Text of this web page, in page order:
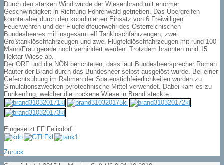
Durch den starken Wind wurde der Wiesenbrand mit enormer
Geschwindigkeit in Richtung Föhrenwald getrieben. Das Übergreifen
konnte aber durch den koordinierten Einsatz von 6 Freiwilligen
Feuerwehren und der Flugfeldfeuerwehr des Österreichischen
Bundesheeres mit insgesamt elf Tanklöschfahrzeugen, zwei
Großtanklöschfahrzeugen und zwei Flugfeldlöschfahrzeugen mit rund 100
Mann/Frau gerade noch verhindert werden. Trotzdem brannten rund 15
Hektar Wiese ab.
Der ORF und die NÖN berichteten, dass laut Bundesheersprecher Roman
Rauter der Brand durch das Bundesheer selbst ausgelöst wurde. Bei einer
Gefechtsübung im Rahmen der Spatenstichfeierlichkeiten wurden zu
Simulationszwecken pyrotechnische Mittel verwendet. Dabei kam es zu
Funkenflug, welcher die trockene Wiese in Brand steckte.
Eingesetzt FF Felixdorf:
Zurück